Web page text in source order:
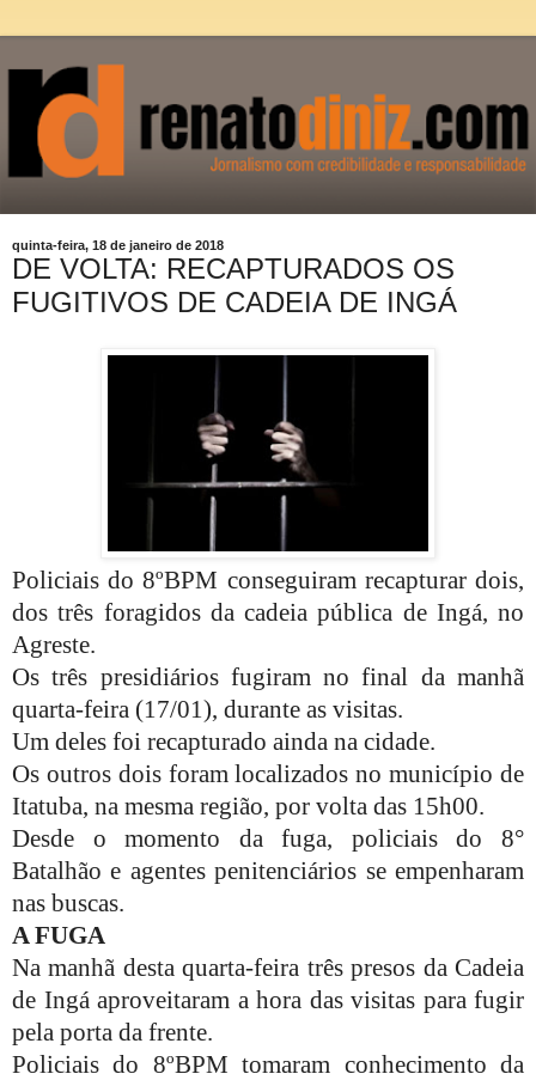
quinta-feira, 18 de janeiro de 2018
DE VOLTA: RECAPTURADOS OS
FUGITIVOS DE CADEIA DE INGÁ
Policiais do 8ºBPM conseguiram recapturar dois,
dos três foragidos da cadeia pública de Ingá, no
Agreste.
Os três presidiários fugiram no final da manhã
quarta-feira (17/01), durante as visitas.
Um deles foi recapturado ainda na cidade.
Os outros dois foram localizados no município de
Itatuba, na mesma região, por volta das 15h00.
Desde o momento da fuga, policiais do 8°
Batalhão e agentes penitenciários se empenharam
nas buscas.
A FUGA
Na manhã desta quarta-feira três presos da Cadeia
de Ingá aproveitaram a hora das visitas para fugir
pela porta da frente.
Policiais do 8ºBPM tomaram conhecimento da